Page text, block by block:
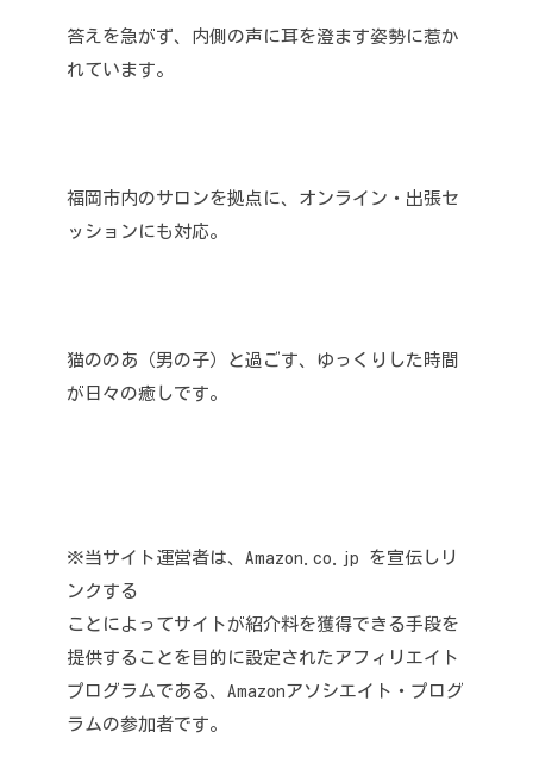
答えを急がず、内側の声に耳を澄ます姿勢に惹か
れています。
福岡市内のサロンを拠点に、オンライン・出張セ
ッションにも対応。
猫ののあ（男の子）と過ごす、ゆっくりした時間
が日々の癒しです。
※当サイト運営者は、Amazon.co.jp を宣伝しリ
ンクする
ことによってサイトが紹介料を獲得できる手段を
提供することを目的に設定されたアフィリエイト
プログラムである、Amazonアソシエイト・プログ
ラムの参加者です。